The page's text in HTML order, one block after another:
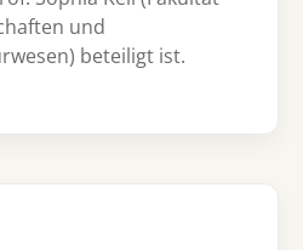
und
beteiligt ist.